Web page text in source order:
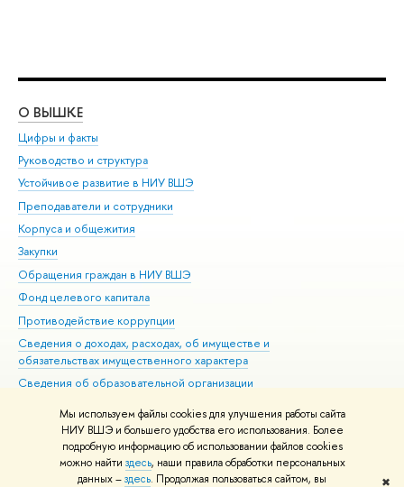
Мы используем файлы cookies для улучшения работы сайта
НИУ ВШЭ и большего удобства его использования. Более
подробную информацию об использовании файлов cookies
можно найти здесь, наши правила обработки персональных
данных –здесь. Продолжая пользоваться сайтом, вы ✖
О ВЫШКЕ
Цифры и факты
Руководство и структура
Устойчивое развитие в НИУ ВШЭ
Преподаватели и сотрудники
Корпуса и общежития
Закупки
Обращения граждан в НИУ ВШЭ
Фонд целевого капитала
Противодействие коррупции
Сведения о доходах, расходах, об имуществе и
обязательствах имущественного характера
Сведения об образовательной организации
Людям с ограниченными возможностями здоровья
Единая платежная страница
Работа в Вышке